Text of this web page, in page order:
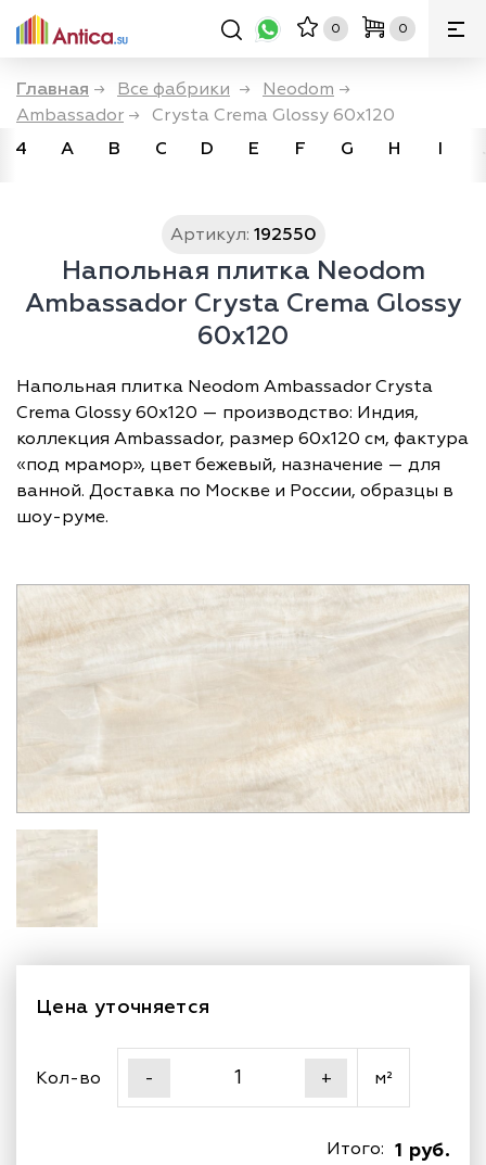
0 0
Главная → Все фабрики → Neodom →
Ambassador →
Crysta Crema Glossy 60x120
4
A B C D E F G H I
Артикул: 192550
Напольная плитка Neodom
Ambassador Crysta Crema Glossy
60x120
Напольная плитка Neodom Ambassador Crysta
Crema Glossy 60x120 — производство: Индия,
коллекция Ambassador, размер 60х120 см, фактура
«под мрамор», цвет бежевый, назначение — для
ванной. Доставка по Москве и России, образцы в
шоу-руме.
Цена уточняется
Кол-во - + м²
1 руб.
Итого: